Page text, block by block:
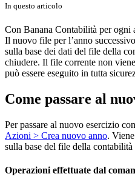
In questo articolo
Con Banana Contabilità per ogni
Il nuovo file per l’anno
sulla base dei dati del file della
chiudere. Il file corrente non
può essere eseguito in tutta
Come passare al
Per passare al nuovo esercizio
Azioni > Crea nuovo anno.
sulla base del file della contabilità
Operazioni effettuate dal